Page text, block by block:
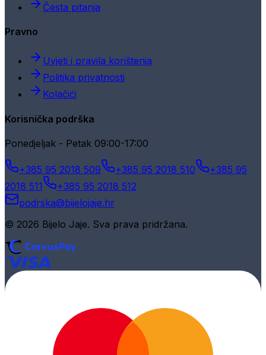
Česta pitanja
Pravno
Uvjeti i pravila korištenja
Politika privatnosti
Kolačići
Korisnička podrška
Ponedjeljak - Petak 09:00-17:00
+385 95 2018 509 +385 95 2018 510
+385 95
2018 511
+385 95 2018 512
podrska@bijelojaje.hr
© 2026 Bijelo Jaje. Sva prava pridržana.